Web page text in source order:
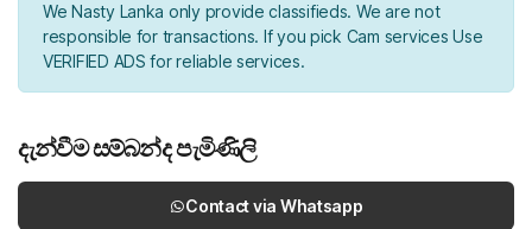
We Nasty Lanka only provide classifieds. We are not
responsible for transactions. If you pick Cam services Use
VERIFIED ADS for reliable services.
දැන්වීම සම්බන්ද පැමිණිලි
Contact via Whatsapp